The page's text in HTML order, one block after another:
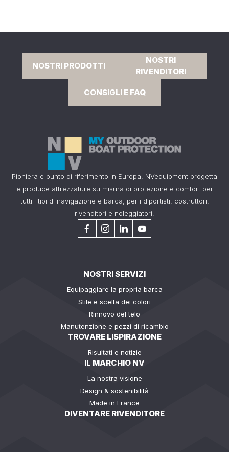
NOSTRI PRODOTTI
NOSTRI
RIVENDITORI
CONSIGLI E FAQ
Pioniera e punto di riferimento in Europa, NVequipment progetta
e produce attrezzature su misura di protezione e comfort per
tutti i tipi di navigazione e barca, per i diportisti, costruttori,
rivenditori e noleggiatori.
NOSTRI SERVIZI
Equipaggiare la propria barca
Stile e scelta dei colori
Rinnovo del telo
Manutenzione e pezzi di ricambio
TROVARE LISPIRAZIONE
Risultati e notizie
IL MARCHIO NV
La nostra visione
Design & sostenibilità
Made in France
DIVENTARE RIVENDITORE